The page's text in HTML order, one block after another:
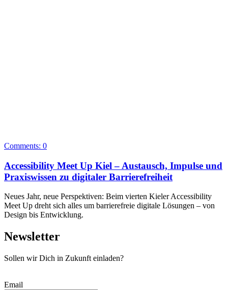
Comments: 0
Accessibility Meet Up Kiel – Austausch, Impulse und
Praxiswissen zu digitaler Barrierefreiheit
Neues Jahr, neue Perspektiven: Beim vierten Kieler Accessibility
Meet Up dreht sich alles um barrierefreie digitale Lösungen – von
Design bis Entwicklung.
Newsletter
Sollen wir Dich in Zukunft einladen?
Email